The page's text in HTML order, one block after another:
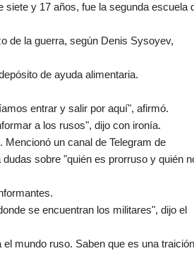
siete y 17 años, fue la segunda escuela
de la guerra, según Denis Sysoyev,
de ayuda alimentaria.
entrar y salir por aquí", afirmó.
a los rusos", dijo con ironía.
un canal de Telegram de
sobre "quién es prorruso y quién
se encuentran los militares", dijo el
mundo ruso. Saben que es una